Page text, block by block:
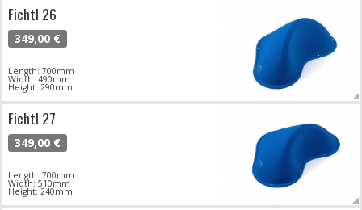
Fichtl 26
349,00 €
Length: 700mm
Width: 490mm
Height: 290mm
Fichtl 27
349,00 €
Length: 700mm
Width: 510mm
Height: 240mm